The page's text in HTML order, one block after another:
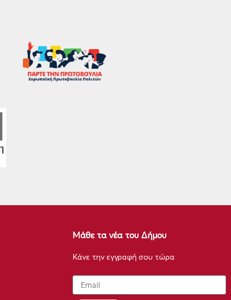
Μάθε τα νέα του Δήμου
Κάνε την εγγραφή σου τώρα
Email